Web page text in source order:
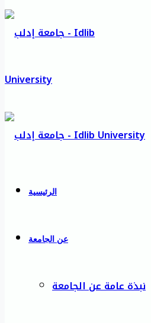
الرئيسية
عن الجامعة
نبذة عامة عن الجامعة